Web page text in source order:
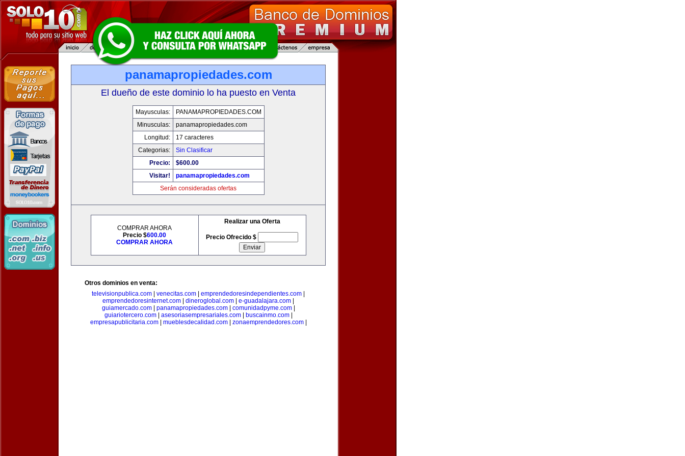
panamapropiedades.com
El dueño de este dominio lo ha puesto en Venta
Mayusculas:
PANAMAPROPIEDADES.COM
Minusculas:
panamapropiedades.com
Longitud:
17 caracteres
Categorias:
Sin Clasificar
Precio:
$600.00
Visitar!
panamapropiedades.com
Serán consideradas ofertas
COMPRAR AHORA
Precio $600.00
COMPRAR AHORA
Realizar una Oferta
Precio Ofrecido $
Otros dominios en venta:
televisionpublica.com
venecitas.com emprendedoresindependientes.com
emprendedoresinternet.com
dineroglobal.com e-guadalajara.com
guiamercado.com| panamapropiedades.com| comunidadpyme.com|
guiariotercero.com| asesoriasempresariales.com| buscainmo.com|
empresapublicitaria.com| mueblesdecalidad.com| zonaemprendedores.com|